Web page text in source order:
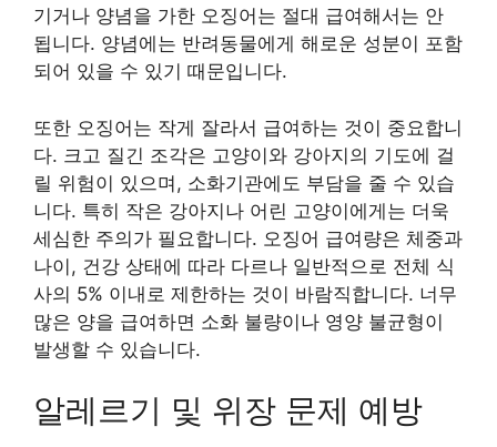
기거나 양념을 가한 오징어는 절대 급여해서는 안
됩니다. 양념에는 반려동물에게 해로운 성분이 포함
되어 있을 수 있기 때문입니다.
또한 오징어는 작게 잘라서 급여하는 것이 중요합니
다. 크고 질긴 조각은 고양이와 강아지의 기도에 걸
릴 위험이 있으며, 소화기관에도 부담을 줄 수 있습
니다. 특히 작은 강아지나 어린 고양이에게는 더욱
세심한 주의가 필요합니다. 오징어 급여량은 체중과
나이, 건강 상태에 따라 다르나 일반적으로 전체 식
사의 5% 이내로 제한하는 것이 바람직합니다. 너무
많은 양을 급여하면 소화 불량이나 영양 불균형이
발생할 수 있습니다.
알레르기 및 위장 문제 예방